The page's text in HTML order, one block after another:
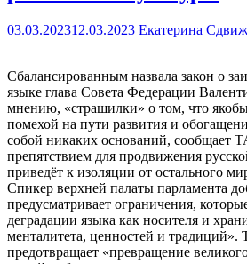
03.03.202312.03.2023 Екатерина
Сбалансированным назвала закон о
языке глава Совета Федерации
мнению, «страшилки» о том, что
помехой на пути развития и
собой никаких оснований, сообщает
препятствием для продвижения
приведёт к изоляции от остального
Спикер верхней палаты парламента
предусматривает ограничения,
деградации языка как носителя и
менталитета, ценностей и традиций».
предотвращает «превращение